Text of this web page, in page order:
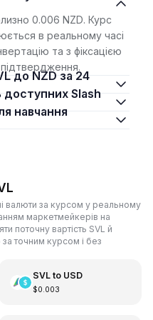
0.006 NZD. Курс
в реальному часі
та з фіксацією
валюти за курсом у реальному
маркетмейкерів на
поточну вартість SVL й
точним курсом і без
SVLto USD
$0.003